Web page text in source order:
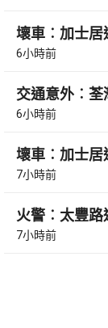
壞車︰加士
6小時前
交通意外︰
6小時前
壞車︰加士
7小時前
火警︰太豐
7小時前